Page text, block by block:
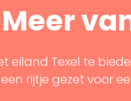
Meer
eiland Texel te
een rijtje gezet voor